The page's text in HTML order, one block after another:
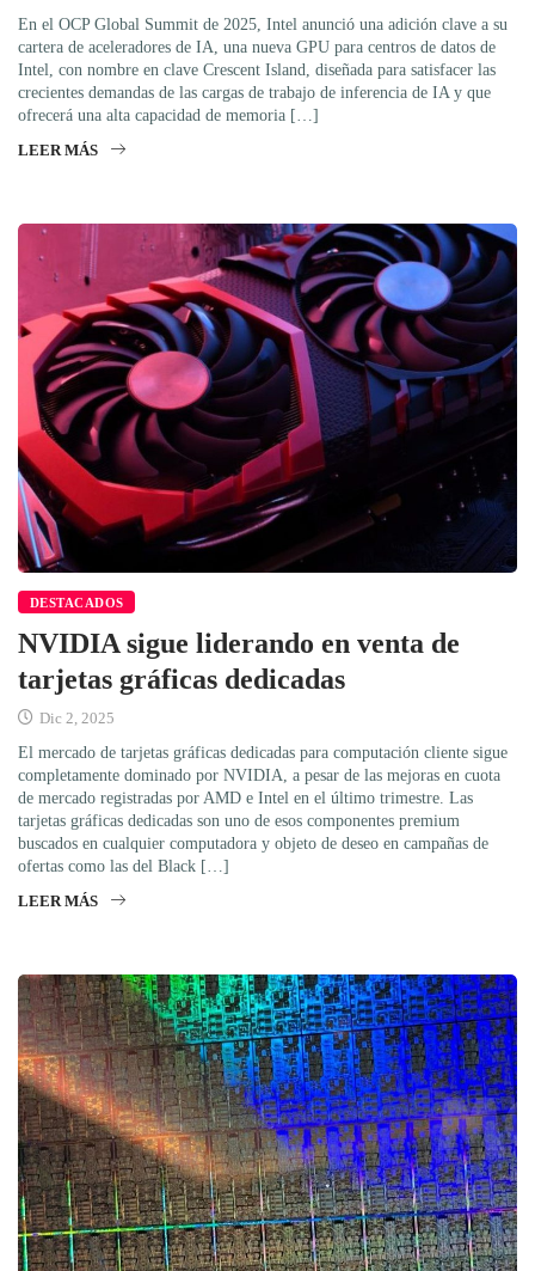
En el OCP Global Summit de 2025, Intel anunció una adición clave a su
cartera de aceleradores de IA, una nueva GPU para centros de datos de
Intel, con nombre en clave Crescent Island, diseñada para satisfacer las
crecientes demandas de las cargas de trabajo de inferencia de IA y que
ofrecerá una alta capacidad de memoria […]
LEER MÁS
DESTACADOS
NVIDIA sigue liderando en venta de
tarjetas gráficas dedicadas
Dic 2, 2025
El mercado de tarjetas gráficas dedicadas para computación cliente sigue
completamente dominado por NVIDIA, a pesar de las mejoras en cuota
de mercado registradas por AMD e Intel en el último trimestre. Las
tarjetas gráficas dedicadas son uno de esos componentes premium
buscados en cualquier computadora y objeto de deseo en campañas de
ofertas como las del Black […]
LEER MÁS